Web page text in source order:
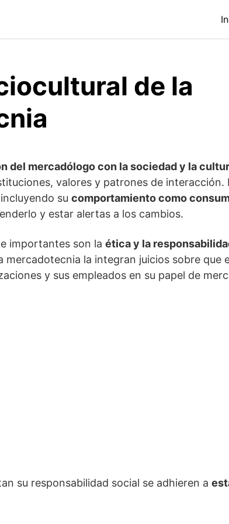
de la
del mercadólogo con la sociedad y la
valores y patrones de
su comportamiento como
y estar alertas a los cambios.
importantes son la ética y la
mercadotecnia la integran juicios sobre que
y sus empleados en su papel de
su responsabilidad social se adhieren a